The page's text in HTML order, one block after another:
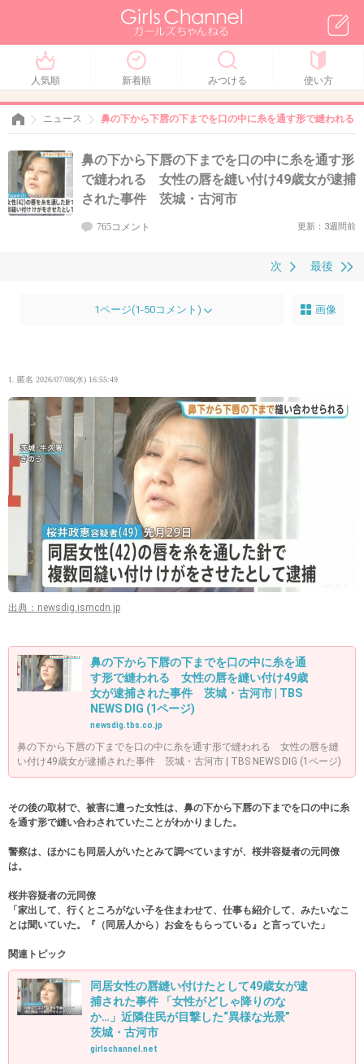
人気順 新着順 みつける 使い方
ニュース 鼻の下から下唇の下までを口の中に糸を通す形で縫われ
鼻の下から下唇の下までを口の中に糸を通す形
で縫われる 女性の唇を縫い付け49歳女が逮捕
された事件 茨城・古河市
765コメント 更新：3週間前
最後
次
1ページ(1-50コメント) 画像
1. 匿名 2026/07/08(水) 16:55:49
出典：newsdig.ismcdn.jp
鼻の下から下唇の下までを口の中に糸を通
す形で縫われる 女性の唇を縫い付け49歳
女が逮捕された事件 茨城・古河市 | TBS
NEWS DIG (1ページ)
newsdig.tbs.co.jp
鼻の下から下唇の下までを口の中に糸を通す形で縫われる 女性の唇を縫
い付け49歳女が逮捕された事件 茨城・古河市 | TBS NEWS DIG (1ページ)
その後の取材で、被害に遭った女性は、鼻の下から下唇の下までを口の中に糸
を通す形で縫い合わされていたことがわかりました。
警察は、ほかにも同居人がいたとみて調べていますが、桜井容疑者の元同僚
は。
桜井容疑者の元同僚
「家出して、行くところがない子を住まわせて、仕事も紹介して、みたいなこ
とは聞いていた。『（同居人から）お金をもらっている』と言っていた」
関連トピック
同居女性の唇縫い付けたとして49歳女が逮
捕された事件 「女性がどしゃ降りのな
か…」近隣住民が目撃した“異様な光景”
茨城・古河市
girlschannel.net